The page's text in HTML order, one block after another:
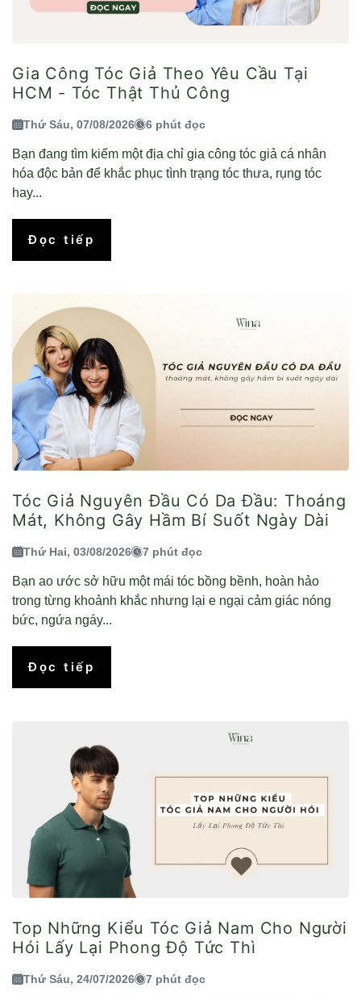
Gia Công Tóc Giả Theo Yêu Cầu Tại
HCM - Tóc Thật Thủ Công
Thứ Sáu, 07/08/2026 6 phút đọc
Bạn đang tìm kiếm một địa chỉ gia công tóc giả cá nhân
hóa độc bản để khắc phục tình trạng tóc thưa, rụng tóc
hay...
Đọc tiếp
Tóc Giả Nguyên Đầu Có Da Đầu: Thoáng
Mát, Không Gây Hầm Bí Suốt Ngày Dài
Thứ Hai, 03/08/2026 7 phút đọc
Bạn ao ước sở hữu một mái tóc bồng bềnh, hoàn hảo
trong từng khoảnh khắc nhưng lại e ngại cảm giác nóng
bức, ngứa ngáy...
Đọc tiếp
Top Những Kiểu Tóc Giả Nam Cho Người
Hói Lấy Lại Phong Độ Tức Thì
Thứ Sáu, 24/07/2026 7 phút đọc